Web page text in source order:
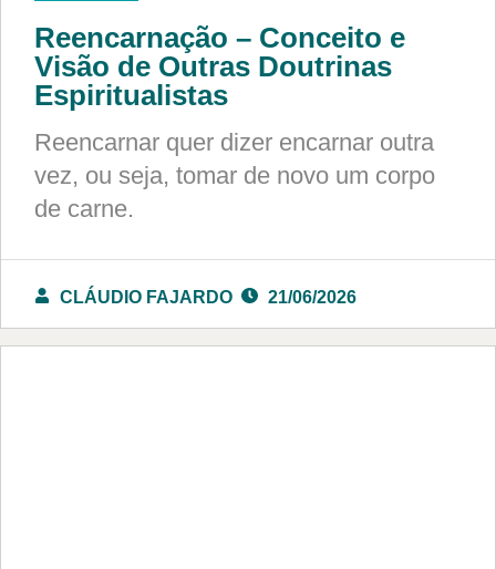
Reencarnação – Conceito e
Visão de Outras Doutrinas
Espiritualistas
Reencarnar quer dizer encarnar outra
vez, ou seja, tomar de novo um corpo
de carne.
CLÁUDIO FAJARDO 21/06/2026